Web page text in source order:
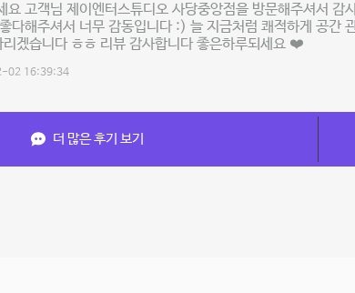
요 고객님 제이엔터스튜디오 사당중앙점을 방문해주셔서 감
다해주셔서 너무 감동입니다 :) 늘 지금처럼 쾌적하게 공간
겠습니다 ㅎㅎ 리뷰 감사합니다 좋은하루되세요 ❤️
02 16:39:34
더 많은 후기 보기